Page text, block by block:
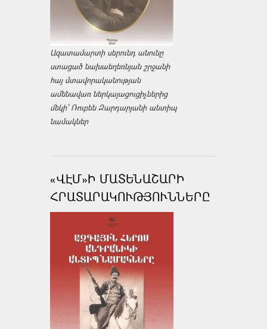
Ազատամարտի սերունդ անունը
ստացած նախաեղեռնյան շրջանի
հայ մտավորականության
ամենավառ ներկայացուցիչներից
մեկի՝ Ռուբեն Զարդարյանի անտիպ
նամակներ
«ՎԷՄ»Ի ՄԱՏԵՆԱՇԱՐԻ
ՀՐԱՏԱՐԱԿՈՒԹՅՈՒՆՆԵՐԸ